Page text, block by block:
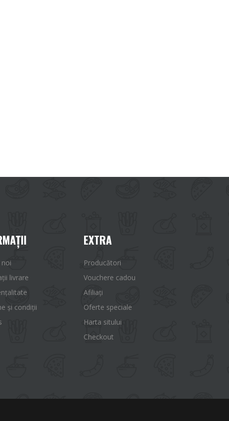
livrare
și condiții
EXTRA
Producători
Vouchere cadou
Afiliaţi
Oferte speciale
Harta sitului
Checkout